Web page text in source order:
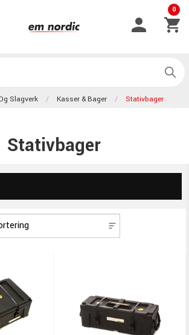
0
Slagverk Kasser & Bager Stativbager
Stativbager